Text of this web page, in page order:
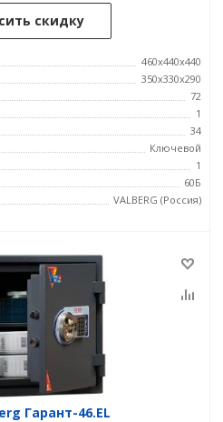
скидку
460x440x440
350х330х290
72
1
34
Ключевой
1
60Б
VALBERG (Россия)
Гарант-46.EL